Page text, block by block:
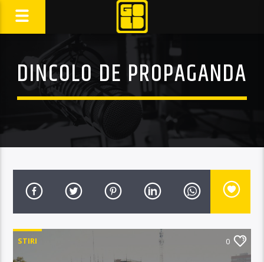
DINCOLO DE PROPAGANDA
STIRI 0